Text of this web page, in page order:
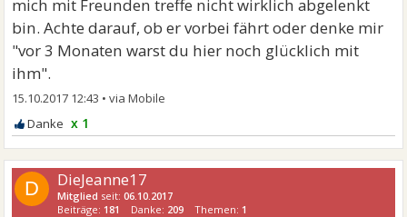
mich mit Freunden treffe nicht wirklich abgelenkt
bin. Achte darauf, ob er vorbei fährt oder denke mir
"vor 3 Monaten warst du hier noch glücklich mit
ihm".
15.10.2017 12:43 •
x 1
D DieJeanne17
Mitglied seit:06.10.2017
Beiträge: 181 Danke: 209 Themen: 1